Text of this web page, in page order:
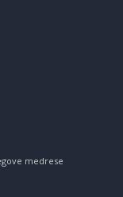
medrese